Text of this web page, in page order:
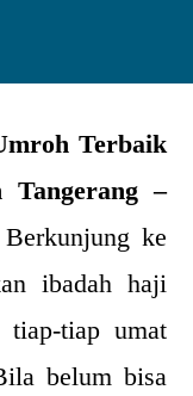
Terbaik
Tangerang –
Berkunjung ke
ibadah haji
tiap umat
belum bisa